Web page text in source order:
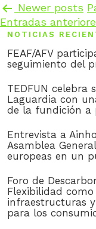
Paginación
de
entradas
Newer posts
Entradas
NOTICIAS
FEAF/AFV
seguimiento del
TEDFUN celebra
Laguardia con
de la fundición a
Entrevista a
Asamblea
europeas en un
Foro de
Flexibilidad
infraestructuras
para los